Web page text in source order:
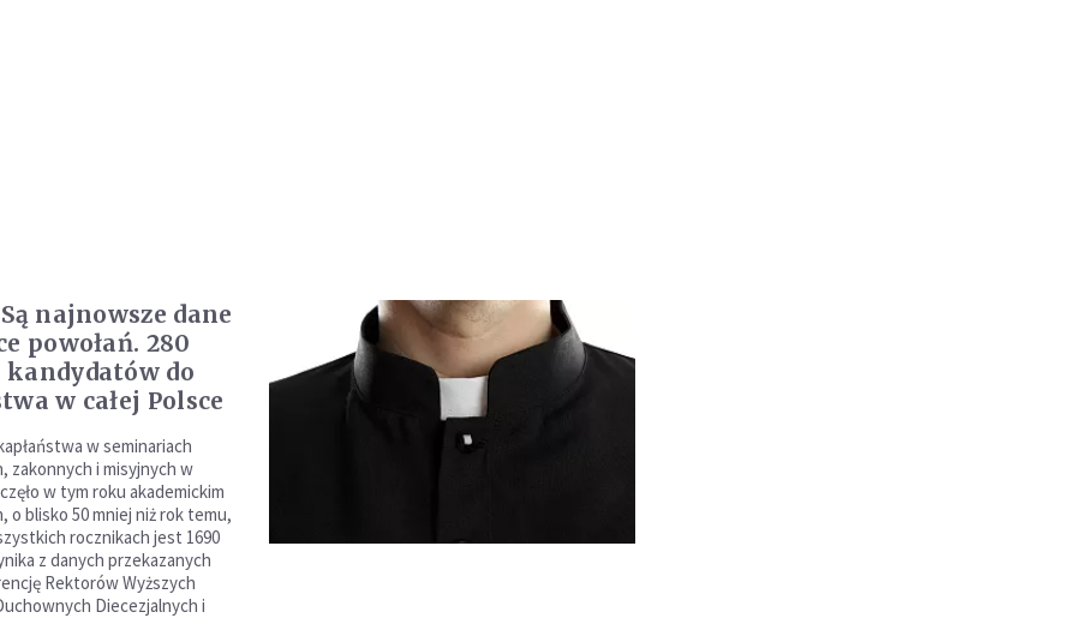
najnowsze dane
powołań. 280
do
w całej Polsce
w seminariach
zakonnych i misyjnych w
w tym roku akademickim
o blisko 50 mniej niż rok temu,
rocznikach jest 1690
z danych przekazanych
Rektorów Wyższych
Diecezjalnych i